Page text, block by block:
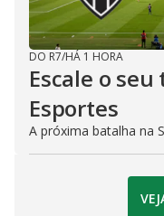
DO R7/HÁ 1 HORA
Escale o
Esportes
A próxima batalha na